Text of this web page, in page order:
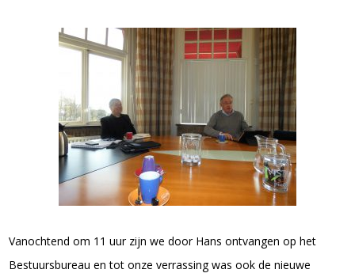
Vanochtend om 11 uur zijn we door Hans ontvangen op het
Bestuursbureau en tot onze verrassing was ook de nieuwe